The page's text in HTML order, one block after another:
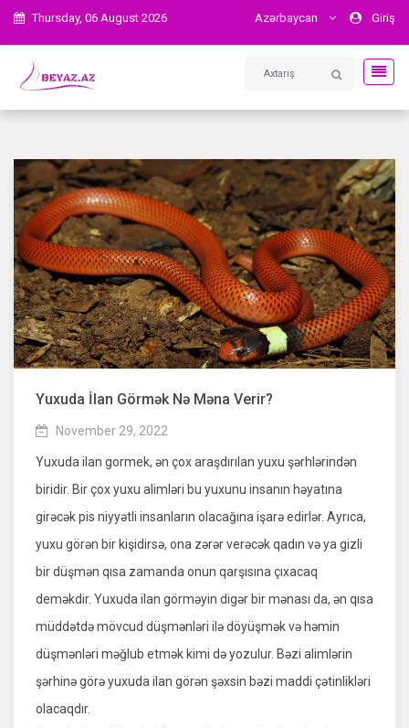
Thursday, 06 August 2026 Azərbaycan Giriş
Yuxuda İlan Görmək Nə Məna Verir?
November 29, 2022
Yuxuda ilan gormek, ən çox araşdırılan yuxu şərhlərindən
biridir. Bir çox yuxu alimləri bu yuxunu insanın həyatına
girəcək pis niyyətli insanların olacağına işarə edirlər. Ayrıca,
yuxu görən bir kişidirsə, ona zərər verəcək qadın və ya gizli
bir düşmən qısa zamanda onun qarşısına çıxacaq
deməkdir. Yuxuda ilan görməyin digər bir mənası da, ən qısa
müddətdə mövcud düşmənləri ilə döyüşmək və həmin
düşmənləri məğlub etmək kimi də yozulur. Bəzi alimlərin
şərhinə görə yuxuda ilan görən şəxsin bəzi maddi çətinlikləri
olacaqdır.